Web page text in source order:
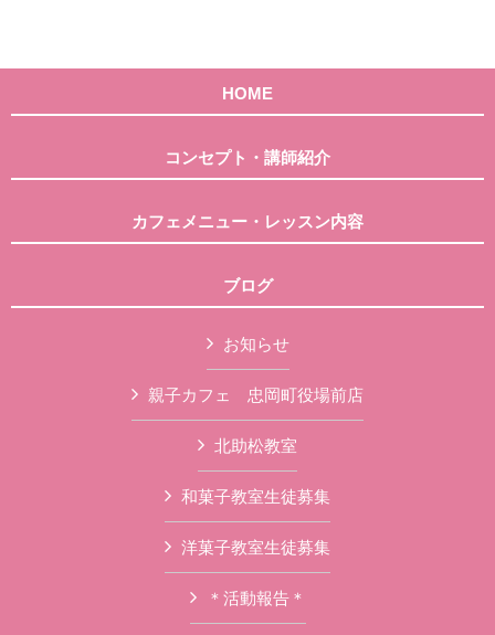
HOME
コンセプト・講師紹介
カフェメニュー・レッスン内容
ブログ
お知らせ
親子カフェ 忠岡町役場前店
北助松教室
和菓子教室生徒募集
洋菓子教室生徒募集
＊活動報告＊